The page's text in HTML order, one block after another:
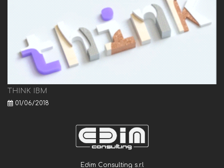
THINK IBM
01/06/2018
Edim Consulting s.r.l